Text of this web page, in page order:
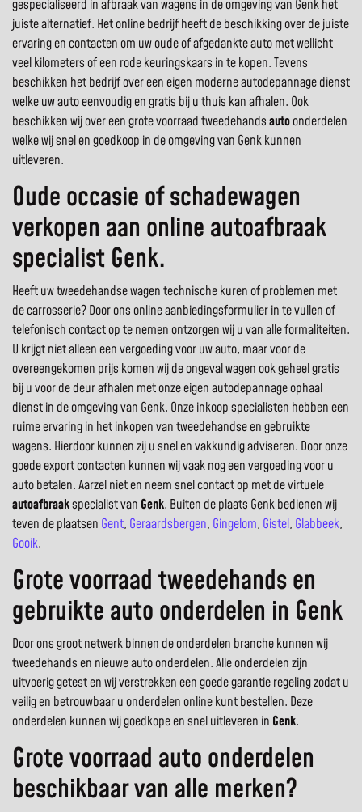
gespecialiseerd in afbraak van wagens in de omgeving van Genk het
juiste alternatief. Het online bedrijf heeft de beschikking over de juiste
ervaring en contacten om uw oude of afgedankte auto met wellicht
veel kilometers of een rode keuringskaars in te kopen. Tevens
beschikken het bedrijf over een eigen moderne autodepannage dienst
welke uw auto eenvoudig en gratis bij u thuis kan afhalen. Ook
beschikken wij over een grote voorraad tweedehandsautoonderdelen
welke wij snel en goedkoop in de omgeving van Genk kunnen
uitleveren.
Oude occasie of schadewagen
verkopen aan online autoafbraak
specialist Genk.
Heeft uw tweedehandse wagen technische kuren of problemen met
de carrosserie? Door ons online aanbiedingsformulier in te vullen of
telefonisch contact op te nemen ontzorgen wij u van alle formaliteiten.
U krijgt niet alleen een vergoeding voor uw auto, maar voor de
overeengekomen prijs komen wij de ongeval wagen ook geheel gratis
bij u voor de deur afhalen met onze eigen autodepannage ophaal
dienst in de omgeving van Genk. Onze inkoop specialisten hebben een
ruime ervaring in het inkopen van tweedehandse en gebruikte
wagens. Hierdoor kunnen zij u snel en vakkundig adviseren. Door onze
goede export contacten kunnen wij vaak nog een vergoeding voor u
auto betalen. Aarzel niet en neem snel contact op met de virtuele
autoafbraakspecialist van Genk. Buiten de plaats Genk bedienen wij
teven de plaatsen Gent, Geraardsbergen, Gingelom, Gistel, Glabbeek,
Gooik.
Grote voorraad tweedehands en
gebruikte auto onderdelen in Genk
Door ons groot netwerk binnen de onderdelen branche kunnen wij
tweedehands en nieuwe auto onderdelen. Alle onderdelen zijn
uitvoerig getest en wij verstrekken een goede garantie regeling zodat u
veilig en betrouwbaar u onderdelen online kunt bestellen. Deze
onderdelen kunnen wij goedkope en snel uitleveren in Genk.
Grote voorraad auto onderdelen
beschikbaar van alle merken?